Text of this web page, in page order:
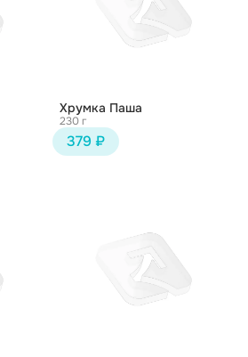
Хрумка Паша
230 г
379 ₽